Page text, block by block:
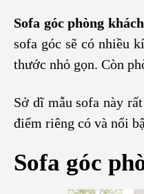
Sofa góc phòng khách
sofa góc sẽ có nhiều
thước nhỏ gọn. Còn
Sở dĩ mẫu sofa này
điểm riêng có và nổi
Sofa góc